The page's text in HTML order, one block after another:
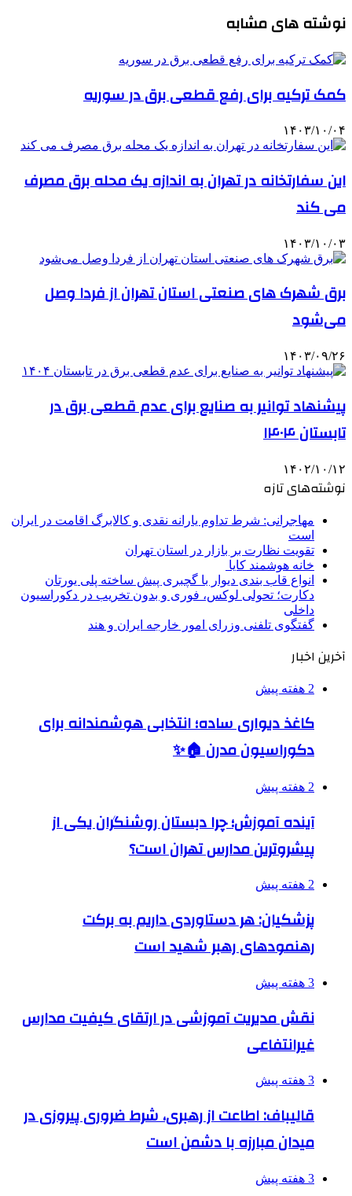
نوشته های مشابه
کمک ترکیه برای رفع قطعی برق در سوریه
۱۴۰۳/۱۰/۰۴
این سفارتخانه در تهران به اندازه یک محله برق مصرف
می کند
۱۴۰۳/۱۰/۰۳
برق شهرک های صنعتی استان تهران از فردا وصل
می‌شود
۱۴۰۳/۰۹/۲۶
پیشنهاد توانیر به صنایع برای عدم قطعی برق در
تابستان ۱۴۰۴
۱۴۰۲/۱۰/۱۲
نوشته‌های تازه
مهاجرانی: شرط تداوم یارانه نقدی و کالابرگ اقامت در ایران
است
تقویت نظارت بر بازار در استان تهران
خانه هوشمند کایا
انواع قاب بندی دیوار با گچبری پیش ساخته پلی یورتان
دکارت؛ تحولی لوکس، فوری و بدون تخریب در دکوراسیون
داخلی
گفتگوی تلفنی وزرای امور خارجه ایران و هند
آخرین اخبار
2 هفته پیش
کاغذ دیواری ساده؛ انتخابی هوشمندانه برای
دکوراسیون مدرن 🏠✨
2 هفته پیش
آینده آموزش؛ چرا دبستان روشنگران یکی از
پیشروترین مدارس تهران است؟
2 هفته پیش
پزشکیان: هر دستاوردی داریم به برکت
رهنمودهای رهبر شهید است
3 هفته پیش
نقش مدیریت آموزشی در ارتقای کیفیت مدارس
غیرانتفاعی
3 هفته پیش
قالیباف: اطاعت از رهبری، شرط ضروری پیروزی در
میدان مبارزه با دشمن است
3 هفته پیش